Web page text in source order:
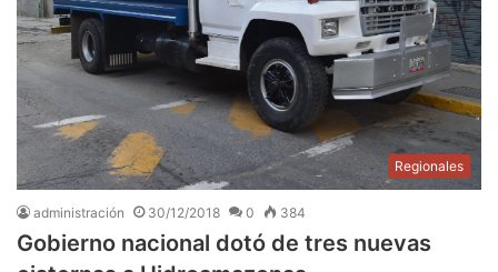
Regionales
administración 30/12/2018 0 384
Gobierno nacional dotó de tres nuevas